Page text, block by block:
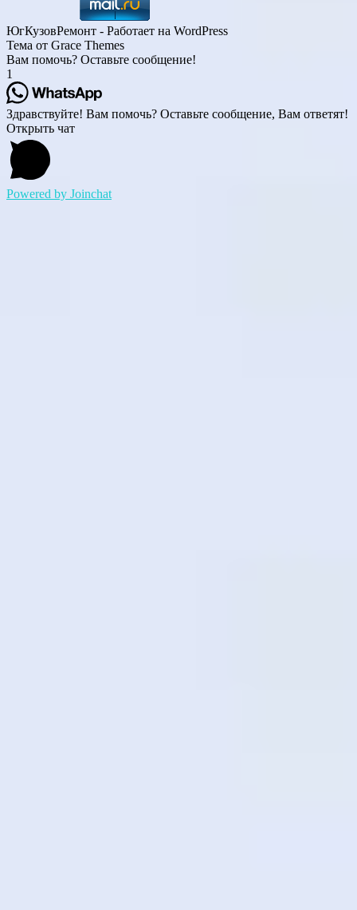
ЮгКузовРемонт - Работает на WordPress
Тема от Grace Themes
Вам помочь? Оставьте сообщение!
1
Здравствуйте! Вам помочь? Оставьте сообщение, Вам ответят!
Открыть чат
Powered by Joinchat